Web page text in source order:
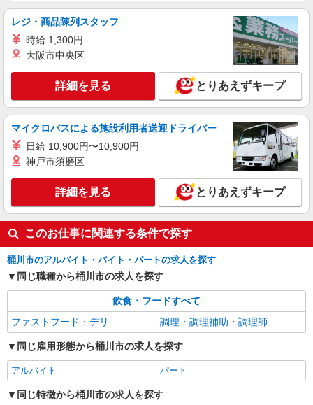
レジ・商品陳列スタッフ
時給 1,300円
大阪市中央区
詳細を見る とりあえずキープ
マイクロバスによる施設利用者送迎ドライバー
日給 10,900円〜10,900円
神戸市須磨区
詳細を見る とりあえずキープ
このお仕事に関連する条件で探す
桶川市のアルバイト・バイト・パートの求人を探す
同じ職種から桶川市の求人を探す
飲食・フードすべて
ファストフード・デリ
調理・調理補助・調理師
同じ雇用形態から桶川市の求人を探す
アルバイト パート
同じ特徴から桶川市の求人を探す